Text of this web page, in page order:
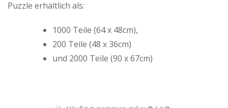
Puzzle erhältlich als:
1000 Teile (64 x 48cm),
200 Teile (48 x 36cm)
und 2000 Teile (90 x 67cm)